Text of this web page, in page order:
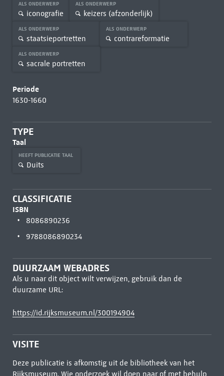
ALS ONDERWERP
iconografie
ALS ONDERWERP
keizers (afzonderlijk)
ALS ONDERWERP
staatsieportretten
ALS ONDERWERP
contrareformatie
ALS ONDERWERP
sacrale portretten
Periode
1630-1660
TYPE
Taal
HEEFT PUBLICATIE TAAL
Duits
CLASSIFICATIE
ISBN
8086890236
9788086890234
DUURZAAM WEBADRES
Als u naar dit object wilt verwijzen, gebruik dan de
duurzame URL:
https://id.rijksmuseum.nl/300194904
VISITE
Deze publicatie is afkomstig uit de bibliotheek van het
Rijksmuseum. Wie onderzoek wil doen naar of met behulp